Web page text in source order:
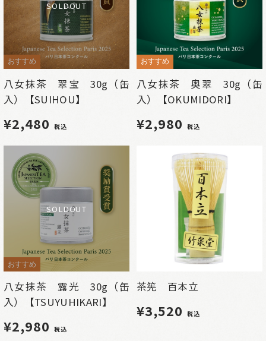
SOLDOUT
おすすめ
八女抹茶 翠宝 30g（缶
入）【SUIHOU】
¥2,480 税込
おすすめ
八女抹茶 奥翠 30g（缶
入）【OKUMIDORI】
¥2,980 税込
SOLDOUT
おすすめ
八女抹茶 露光 30g（缶
入）【TSUYUHIKARI】
¥2,980 税込
茶筅 百本立
¥3,520 税込